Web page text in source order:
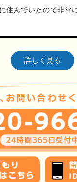
住んでいたので非常
詳しく見る